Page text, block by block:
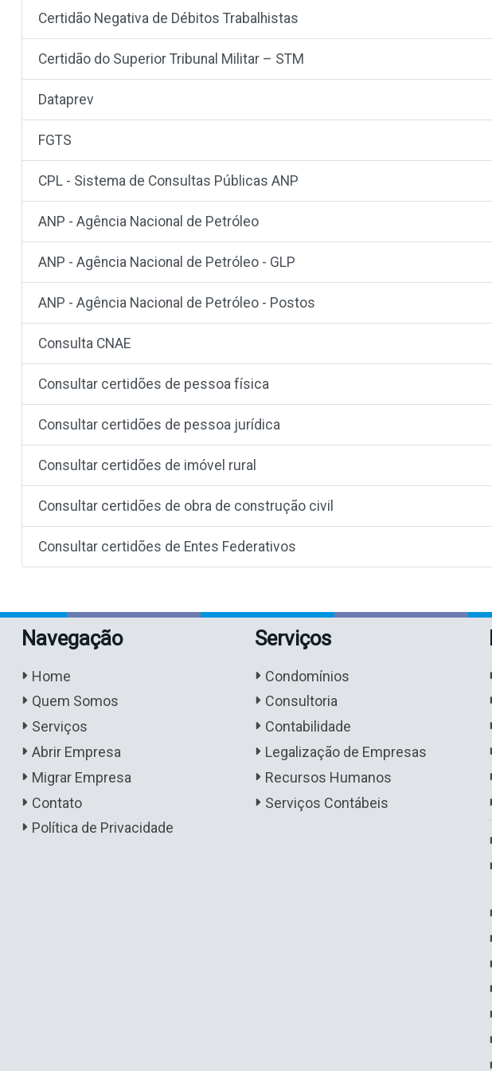
Certidão Negativa de Débitos Trabalhistas
Certidão do Superior Tribunal Militar – STM
Dataprev
FGTS
CPL - Sistema de Consultas Públicas ANP
ANP - Agência Nacional de Petróleo
ANP - Agência Nacional de Petróleo - GLP
ANP - Agência Nacional de Petróleo - Postos
Consulta CNAE
Consultar certidões de pessoa física
Consultar certidões de pessoa jurídica
Consultar certidões de imóvel rural
Consultar certidões de obra de construção civil
Consultar certidões de Entes Federativos
Navegação
Home
Quem Somos
Serviços
Abrir Empresa
Migrar Empresa
Contato
Política de Privacidade
Serviços
Condomínios
Consultoria
Contabilidade
Legalização de Empresas
Recursos Humanos
Serviços Contábeis